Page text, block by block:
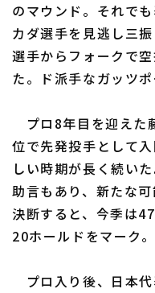
のマウンド。それで
カダ選手を見逃し三
選手からフォークで
た。ド派手なガッツ
プロ8年目を迎えた
位で先発投手として
しい時期が長く続い
助言もあり、新たな
決断すると、今季は
20ホールドをマーク。
プロ入り後、日本代